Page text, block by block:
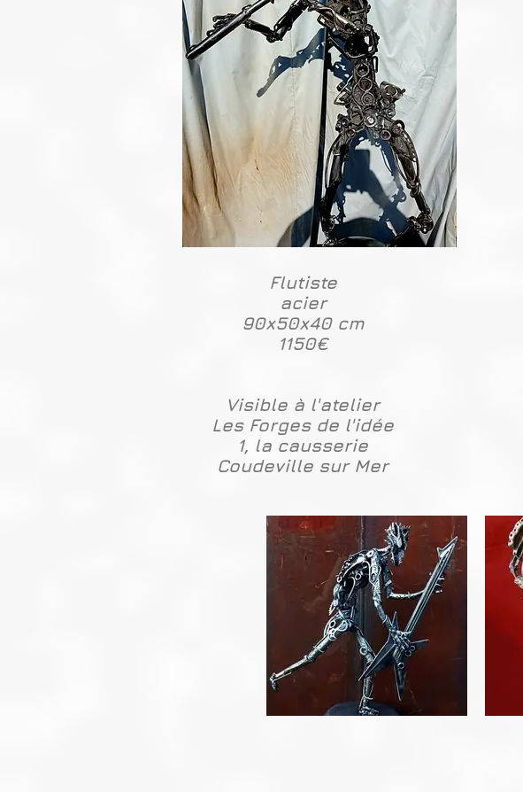
Flutiste
acier
90x50x40 cm
1150€
Visible à l'atelier
Les Forges de l'idée
1, la causserie
Coudeville sur Mer